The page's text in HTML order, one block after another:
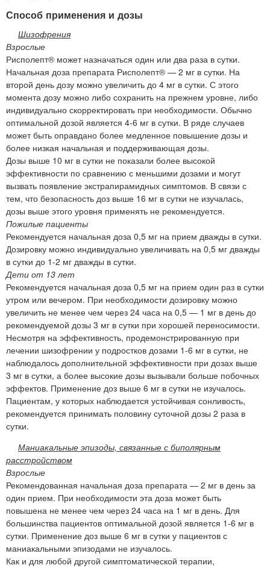
Способ применения и дозы
Шизофрения
Взрослые
Рисполепт® может назначаться один или два раза в сутки.
Начальная доза препарата Рисполепт® — 2 мг в сутки. На
второй день дозу можно увеличить до 4 мг в сутки. С этого
момента дозу можно либо сохранить на прежнем уровне, либо
индивидуально скорректировать при необходимости. Обычно
оптимальной дозой является 4-6 мг в сутки. В ряде случаев
может быть оправдано более медленное повышение дозы и
более низкая начальная и поддерживающая дозы.
Дозы выше 10 мг в сутки не показали более высокой
эффективности по сравнению с меньшими дозами и могут
вызвать появление экстрапирамидных симптомов. В связи с
тем, что безопасность доз выше 16 мг в сутки не изучалась,
дозы выше этого уровня применять не рекомендуется.
Пожилые пациенты
Рекомендуется начальная доза 0,5 мг на прием дважды в сутки.
Дозировку можно индивидуально увеличивать на 0,5 мг дважды
в сутки до 1-2 мг дважды в сутки.
Дети от 13 лет
Рекомендуется начальная доза 0,5 мг на прием один раз в сутки
утром или вечером. При необходимости дозировку можно
увеличить не менее чем через 24 часа на 0,5 — 1 мг в день до
рекомендуемой дозы 3 мг в сутки при хорошей переносимости.
Несмотря на эффективность, продемонстрированную при
лечении шизофрении у подростков дозами 1-6 мг в сутки, не
наблюдалось дополнительной эффективности при дозах выше
3 мг в сутки, а более высокие дозы вызывали больше побочных
эффектов. Применение доз выше 6 мг в сутки не изучалось.
Пациентам, у которых наблюдается устойчивая сонливость,
рекомендуется принимать половину суточной дозы 2 раза в
сутки.
Маниакальные эпизоды, связанные с биполярным
расстройством
Взрослые
Рекомендованная начальная доза препарата — 2 мг в день за
один прием. При необходимости эта доза может быть
повышена не менее чем через 24 часа на 1 мг в день. Для
большинства пациентов оптимальной дозой является 1-6 мг в
сутки. Применение доз выше 6 мг в сутки у пациентов с
маниакальными эпизодами не изучалось.
Как и для любой другой симптоматической терапии,